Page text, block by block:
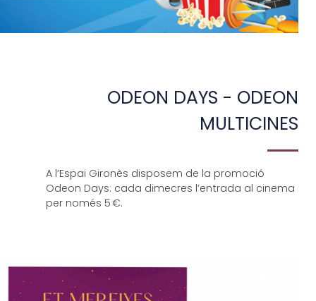
ODEON DAYS - ODEON
MULTICINES
A l’Espai Gironès disposem de la promoció
Odeon Days: cada dimecres l’entrada al cinema
per només 5 €.